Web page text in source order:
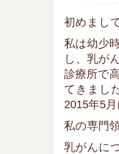
初めまし
私は幼少
し、乳が
診療所で
てきまし
2015年5
私の専門
乳がんに